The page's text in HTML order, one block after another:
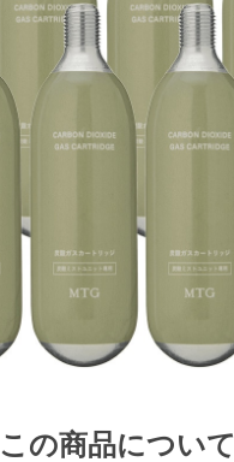
この商品について